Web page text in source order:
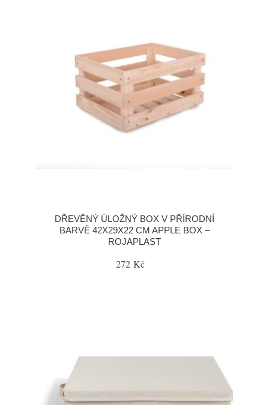
DŘEVĚNÝ ÚLOŽNÝ BOX V PŘÍRODNÍ
BARVĚ 42X29X22 CM APPLE BOX –
ROJAPLAST
272 Kč